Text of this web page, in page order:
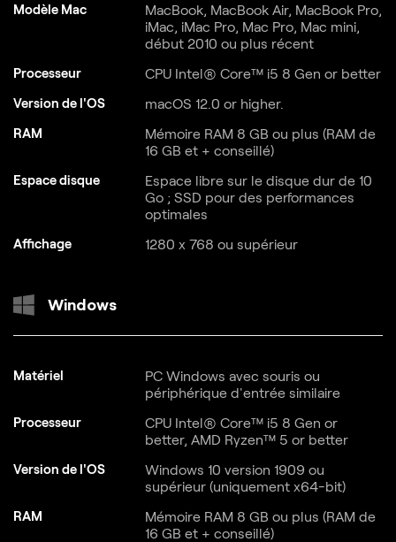
Modèle Mac
MacBook, MacBook Air, MacBook Pro,
iMac, iMac Pro, Mac Pro, Mac mini,
début 2010 ou plus récent
Processeur CPU Intel® Core™ i5 8 Gen or better
Version de l'OS macOS 12.0 or higher.
RAM
Mémoire RAM 8 GB ou plus (RAM de
16 GB et + conseillé)
Espace disque
Espace libre sur le disque dur de 10
Go ; SSD pour des performances
optimales
Affichage 1280 x 768 ou supérieur
Windows
Matériel
PC Windows avec souris ou
périphérique d'entrée similaire
Processeur
CPU Intel® Core™ i5 8 Gen or
better, AMD Ryzen™ 5 or better
Version de l'OS
Windows 10 version 1909 ou
supérieur (uniquement x64-bit)
RAM
Mémoire RAM 8 GB ou plus (RAM de
16 GB et + conseillé)